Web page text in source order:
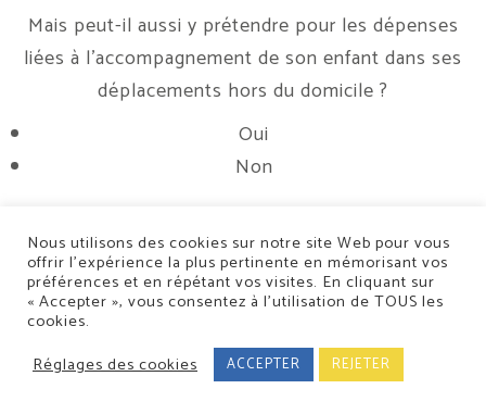
Mais peut-il aussi y prétendre pour les dépenses
liées à l’accompagnement de son enfant dans ses
déplacements hors du domicile ?
Oui
Non
5 Rue de la Moder 67500 Haguenau-19c Rue Fossé des Treize 67000
Nous utilisons des cookies sur notre site Web pour vous
offrir l’expérience la plus pertinente en mémorisant vos
préférences et en répétant vos visites. En cliquant sur
« Accepter », vous consentez à l’utilisation de TOUS les
cookies.
Réglages des cookies
ACCEPTER REJETER